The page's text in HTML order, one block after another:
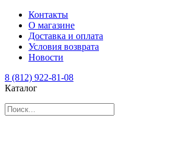
Контакты
О магазине
Доставка и оплата
Условия возврата
Новости
8 (812) 922-81-08
Каталог